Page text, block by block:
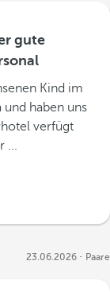
gute
Kind im
und haben uns
verfügt
...
23.06.2026 Paare